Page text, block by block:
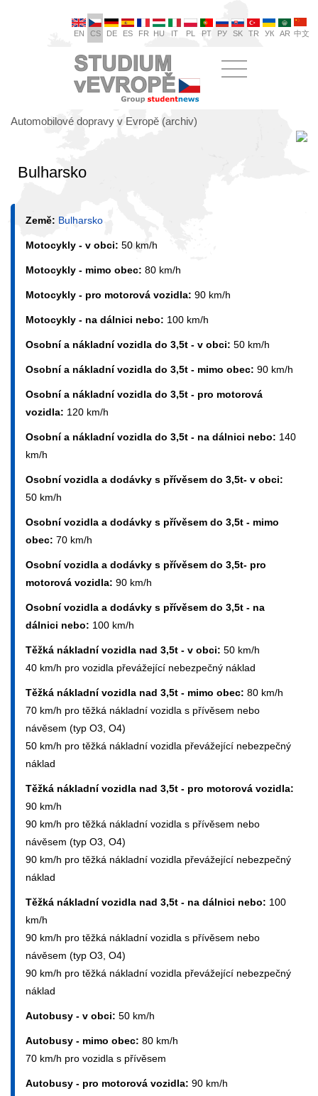
EN CS DE ES FR HU IT PL PT РУ SK TR УК AR 中文
Automobilové dopravy v Evropě (archiv)
Bulharsko
Země: Bulharsko
Motocykly - v obci: 50 km/h
Motocykly - mimo obec: 80 km/h
Motocykly - pro motorová vozidla: 90 km/h
Motocykly - na dálnici nebo: 100 km/h
Osobní a nákladní vozidla do 3,5t - v obci: 50 km/h
Osobní a nákladní vozidla do 3,5t - mimo obec: 90 km/h
Osobní a nákladní vozidla do 3,5t - pro motorová
vozidla: 120 km/h
Osobní a nákladní vozidla do 3,5t - na dálnici nebo: 140
km/h
Osobní vozidla a dodávky s přívěsem do 3,5t- v obci:
50 km/h
Osobní vozidla a dodávky s přívěsem do 3,5t - mimo
obec: 70 km/h
Osobní vozidla a dodávky s přívěsem do 3,5t- pro
motorová vozidla: 90 km/h
Osobní vozidla a dodávky s přívěsem do 3,5t - na
dálnici nebo: 100 km/h
Těžká nákladní vozidla nad 3,5t - v obci: 50 km/h
40 km/h pro vozidla převážející nebezpečný náklad
Těžká nákladní vozidla nad 3,5t - mimo obec: 80 km/h
70 km/h pro těžká nákladní vozidla s přívěsem nebo
návěsem (typ O3, O4)
50 km/h pro těžká nákladní vozidla převážející nebezpečný
náklad
Těžká nákladní vozidla nad 3,5t - pro motorová vozidla:
90 km/h
90 km/h pro těžká nákladní vozidla s přívěsem nebo
návěsem (typ O3, O4)
90 km/h pro těžká nákladní vozidla převážející nebezpečný
náklad
Těžká nákladní vozidla nad 3,5t - na dálnici nebo: 100
km/h
90 km/h pro těžká nákladní vozidla s přívěsem nebo
návěsem (typ O3, O4)
90 km/h pro těžká nákladní vozidla převážející nebezpečný
náklad
Autobusy - v obci: 50 km/h
Autobusy - mimo obec: 80 km/h
70 km/h pro vozidla s přívěsem
Autobusy - pro motorová vozidla: 90 km/h